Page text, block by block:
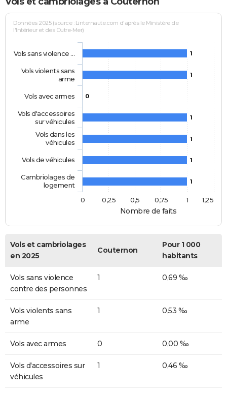
Nombre de faits
Données 2025 (source : Linternaute.com d'après le Ministère de
l'Intérieur et des Outre-Mer)
1
1
0
1
1
1
1
Vols sans violence …
Vols violents sans
arme
Vols avec armes
Vols d'accessoires
sur véhicules
Vols dans les
véhicules
Vols de véhicules
Cambriolages de
logement
0
1
0,25 0,5 0,75 1,25
Vols et cambriolages
en 2025
Couternon
Pour 1 000
habitants
Vols sans violence
contre des personnes
1 0,69 ‰
Vols violents sans
arme
1 0,53 ‰
Vols avec armes 0 0,00 ‰
Vols d'accessoires sur
véhicules
1 0,46 ‰